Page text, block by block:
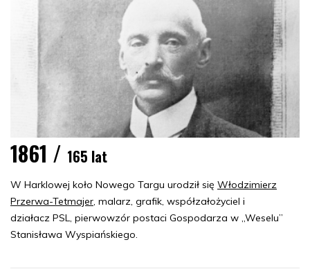
1861 / 165 lat
W Harklowej koło Nowego Targu urodził się Włodzimierz
Przerwa-Tetmajer, malarz, grafik, współzałożyciel i
działacz PSL, pierwowzór postaci Gospodarza w „Weselu”
Stanisława Wyspiańskiego.